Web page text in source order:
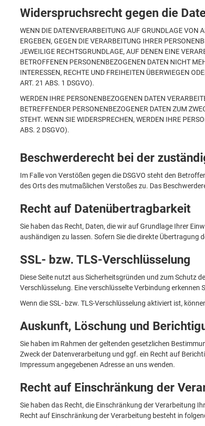
Widerspruchsrecht gegen die
WENN DIE DATENVERARBEITUNG AUF GRUNDLAGE VON
ERGEBEN, GEGEN DIE VERARBEITUNG IHRER
JEWEILIGE RECHTSGRUNDLAGE, AUF DENEN EINE
BETROFFENEN PERSONENBEZOGENEN DATEN NICHT
INTERESSEN, RECHTE UND FREIHEITEN ÜBERWIEGEN
ART. 21 ABS. 1 DSGVO).
WERDEN IHRE PERSONENBEZOGENEN DATEN
BETREFFENDER PERSONENBEZOGENER DATEN ZUM
STEHT. WENN SIE WIDERSPRECHEN, WERDEN IHRE
ABS. 2 DSGVO).
Beschwerderecht bei der
Im Falle von Verstößen gegen die DSGVO steht den
des Orts des mutmaßlichen Verstoßes zu. Das
Recht auf Datenübertragbarkeit
Sie haben das Recht, Daten, die wir auf Grundlage Ihrer
aushändigen zu lassen. Sofern Sie die direkte
SSL- bzw. TLS-Verschlüsselung
Diese Seite nutzt aus Sicherheitsgründen und zum Schutz
Verschlüsselung. Eine verschlüsselte Verbindung erkennen
Wenn die SSL- bzw. TLS-Verschlüsselung aktiviert ist,
Auskunft, Löschung und
Sie haben im Rahmen der geltenden gesetzlichen
Zweck der Datenverarbeitung und ggf. ein Recht auf
Impressum angegebenen Adresse an uns wenden.
Recht auf Einschränkung der
Sie haben das Recht, die Einschränkung der Verarbeitung
Recht auf Einschränkung der Verarbeitung besteht in